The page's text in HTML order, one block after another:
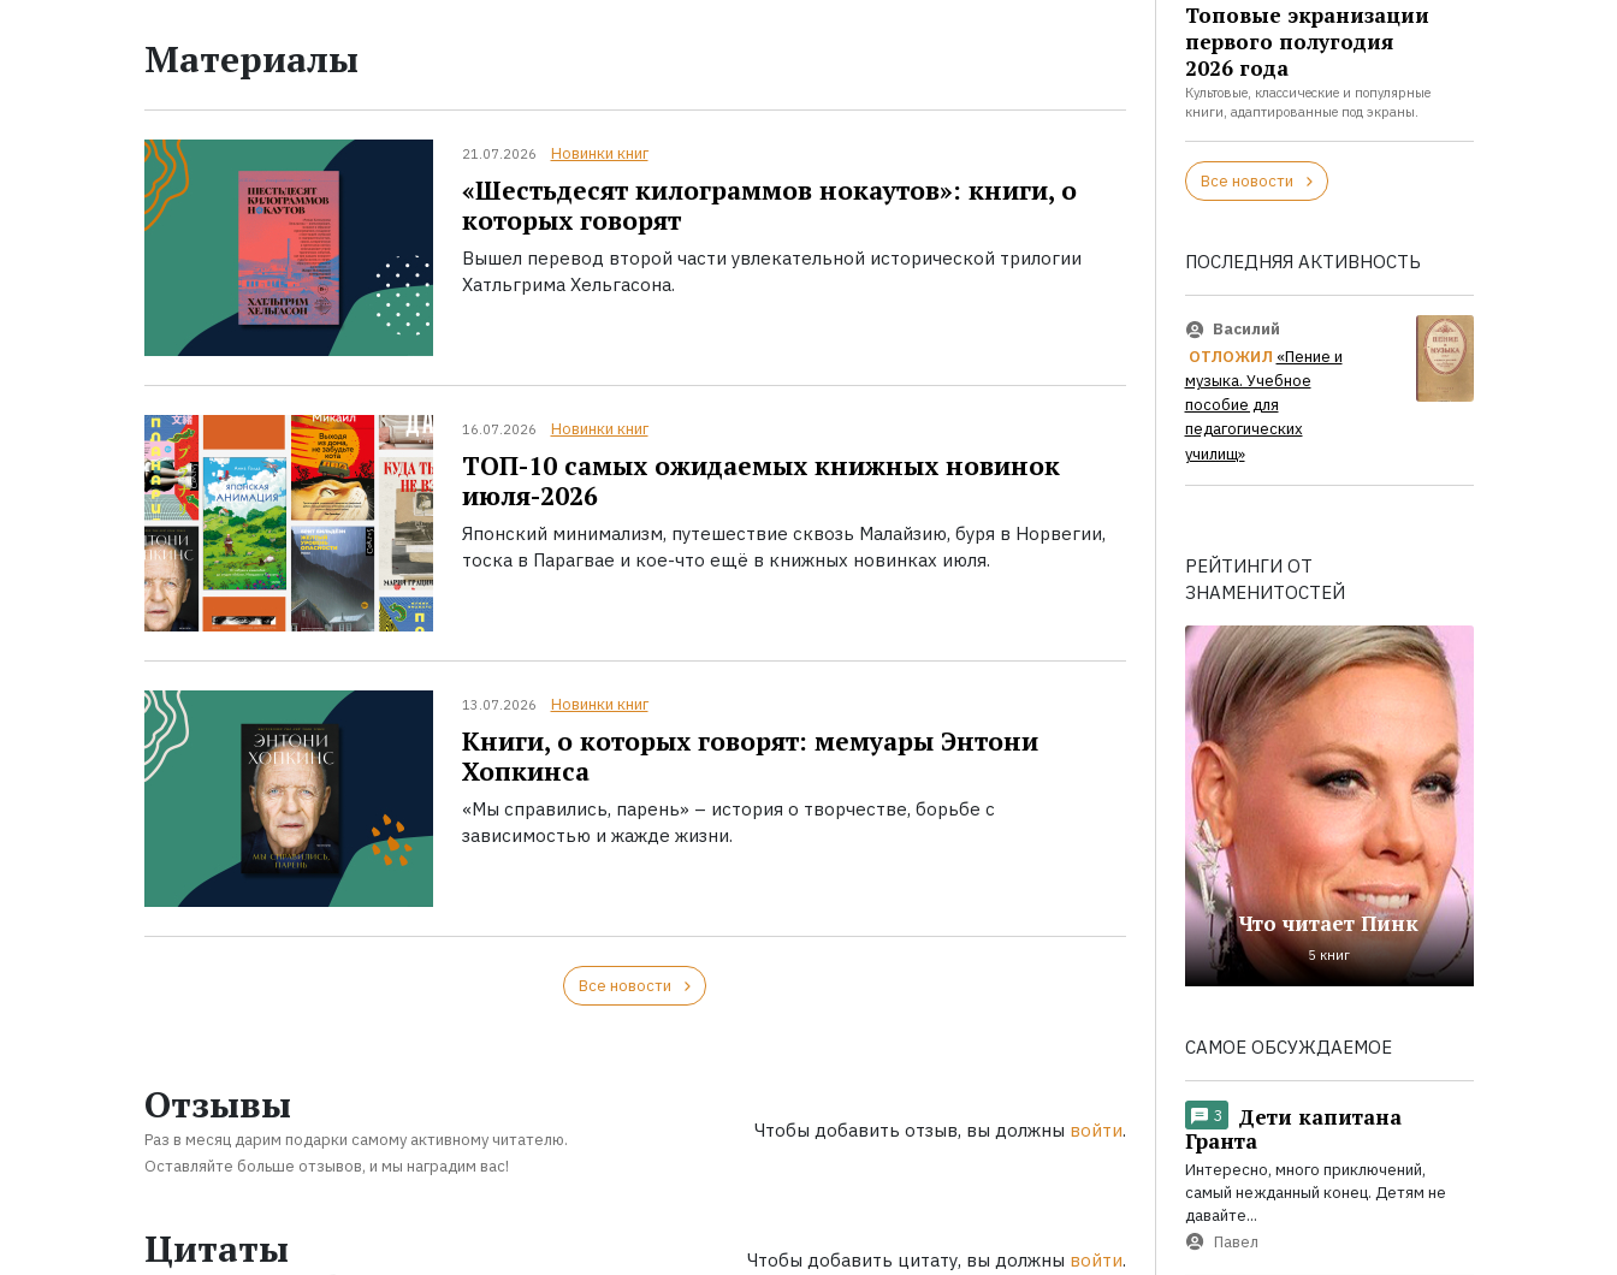
Материалы
21.07.2026 Новинки книг
«Шестьдесят килограммов нокаутов»: книги, о
которых говорят
Вышел перевод второй части увлекательной исторической трилогии
Хатльгрима Хельгасона.
16.07.2026 Новинки книг
ТОП-10 самых ожидаемых книжных новинок
июля-2026
Японский минимализм, путешествие сквозь Малайзию, буря в Норвегии,
тоска в Парагвае и кое-что ещё в книжных новинках июля.
13.07.2026 Новинки книг
Книги, о которых говорят: мемуары Энтони
Хопкинса
«Мы справились, парень» – история о творчестве, борьбе с
зависимостью и жажде жизни.
Все новости
Отзывы
Раз в месяц дарим подарки самому активному читателю.
Оставляйте больше отзывов, и мы наградим вас!
Чтобы добавить отзыв, вы должны войти.
Цитаты Чтобы добавить цитату, вы должны войти.
Топовые экранизации
первого полугодия
2026 года
Культовые, классические и популярные
книги, адаптированные под экраны.
Все новости
ПОСЛЕДНЯЯ АКТИВНОСТЬ
Василий
ОТЛОЖИЛ «Пение и
музыка. Учебное
пособие для
педагогических
училищ»
РЕЙТИНГИ ОТ
ЗНАМЕНИТОСТЕЙ
Что читает Пинк
5 книг
САМОЕ ОБСУЖДАЕМОЕ
3
Дети капитана
Гранта
Интересно, много приключений,
самый нежданный конец. Детям не
давайте...
Павел